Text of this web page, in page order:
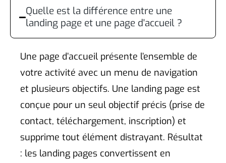
Quelle est la différence entre une
landing page et une page d'accueil ?
Une page d’accueil présente l’ensemble de
votre activité avec un menu de navigation
et plusieurs objectifs. Une landing page est
conçue pour un seul objectif précis (prise de
contact, téléchargement, inscription) et
supprime tout élément distrayant. Résultat
: les landing pages convertissent en